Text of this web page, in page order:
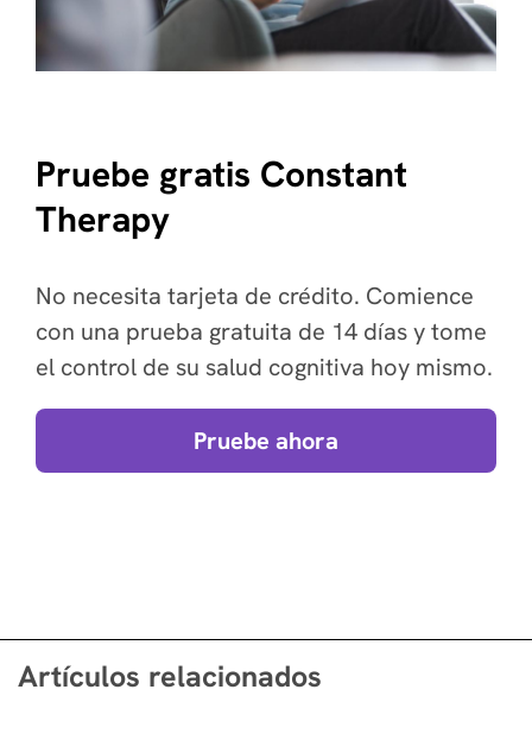
Pruebe gratis Constant
Therapy
No necesita tarjeta de crédito. Comience
con una prueba gratuita de 14 días y tome
el control de su salud cognitiva hoy mismo.
Pruebe ahora
Artículos relacionados